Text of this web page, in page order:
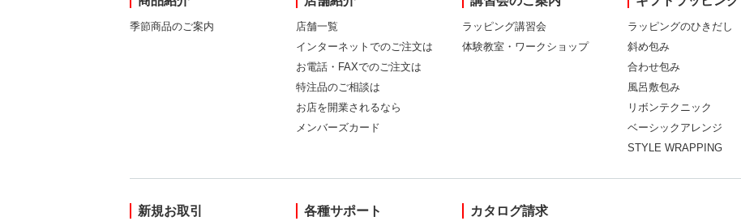
季節商品のご案内
店舗一覧
インターネットでのご注文は
お電話・FAXでのご注文は
特注品のご相談は
お店を開業されるなら
メンバーズカード
ラッピング講習会
体験教室・ワークショップ
ラッピングのひきだし
斜め包み
合わせ包み
風呂敷包み
リボンテクニック
ベーシックアレンジ
STYLE WRAPPING
新規お取引 各種サポート カタログ請求